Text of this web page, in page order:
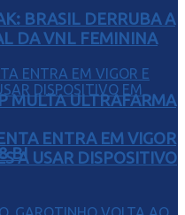
MULTA ULTRAFARMA
BI
BRASIL DERRUBA A
DA VNL FEMININA
ENTRA EM VIGOR
A USAR DISPOSITIVO